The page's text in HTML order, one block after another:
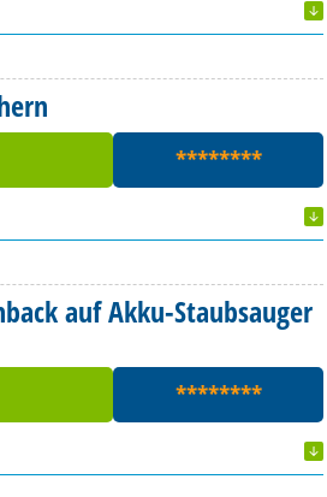
********
auf Akku-Staubsauger
********